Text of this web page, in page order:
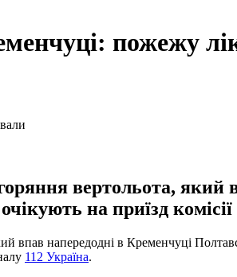
пожежу
вертольота,
на приїзд
впав напередодні в Кременчуці
112 Україна.